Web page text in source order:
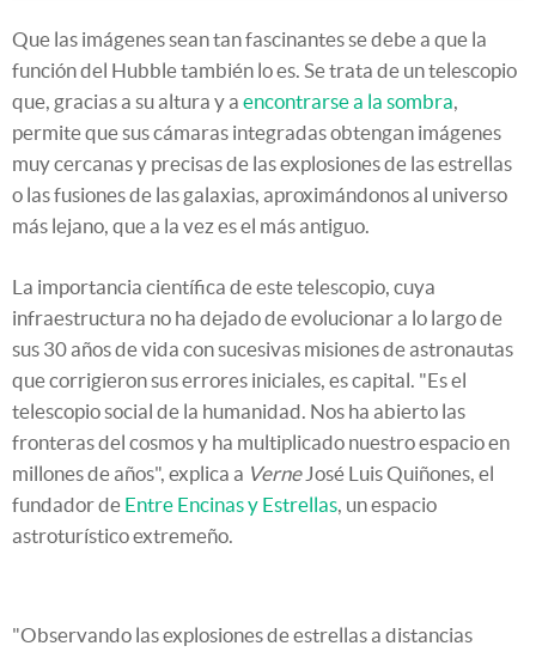
Que las imágenes sean tan fascinantes se debe a que la
función del Hubble también lo es. Se trata de un telescopio
que, gracias a su altura y a encontrarse a la sombra,
permite que sus cámaras integradas obtengan imágenes
muy cercanas y precisas de las explosiones de las estrellas
o las fusiones de las galaxias, aproximándonos al universo
más lejano, que a la vez es el más antiguo.
La importancia científica de este telescopio, cuya
infraestructura no ha dejado de evolucionar a lo largo de
sus 30 años de vida con sucesivas misiones de astronautas
que corrigieron sus errores iniciales, es capital. "Es el
telescopio social de la humanidad. Nos ha abierto las
fronteras del cosmos y ha multiplicado nuestro espacio en
millones de años", explica a VerneJosé Luis Quiñones, el
fundador de Entre Encinas y Estrellas, un espacio
astroturístico extremeño.
"Observando las explosiones de estrellas a distancias